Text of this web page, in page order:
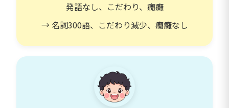
発語なし、こだわり、癇癱
→ 名詞300語、こだわり減少、癇癱なし